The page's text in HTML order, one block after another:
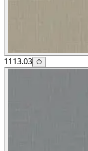
1113.03